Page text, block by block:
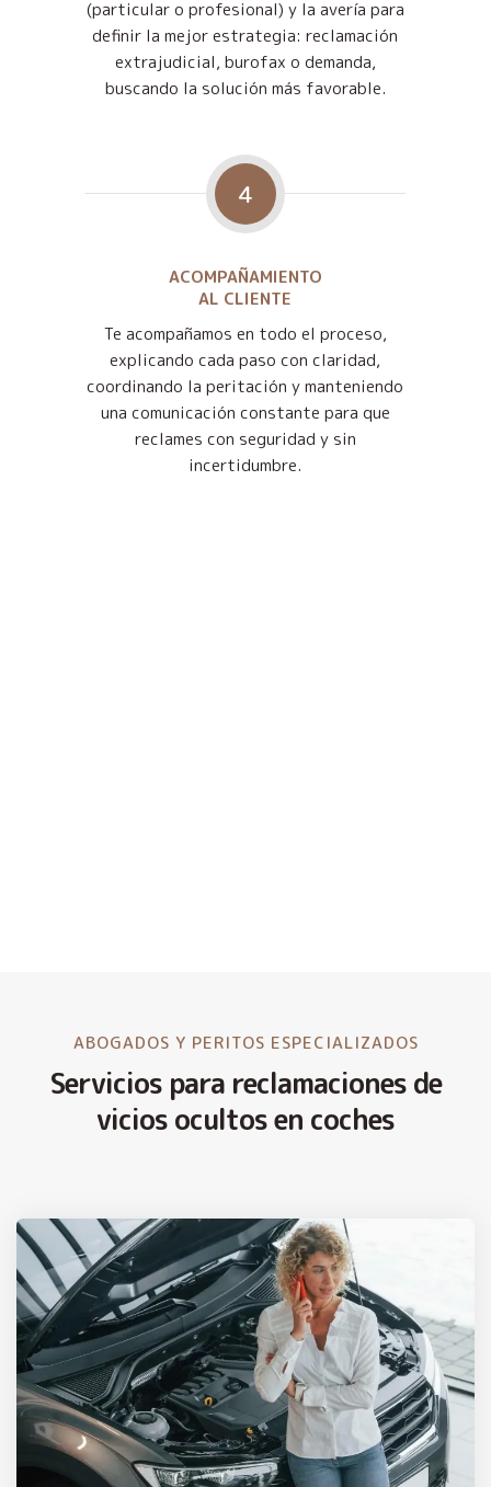
(particular o profesional) y la avería para
definir la mejor estrategia: reclamación
extrajudicial, burofax o demanda,
buscando la solución más favorable.
4
ACOMPAÑAMIENTO
AL CLIENTE
Te acompañamos en todo el proceso,
explicando cada paso con claridad,
coordinando la peritación y manteniendo
una comunicación constante para que
reclames con seguridad y sin
incertidumbre.
ABOGADOS Y PERITOS ESPECIALIZADOS
Servicios para reclamaciones de
vicios ocultos en coches